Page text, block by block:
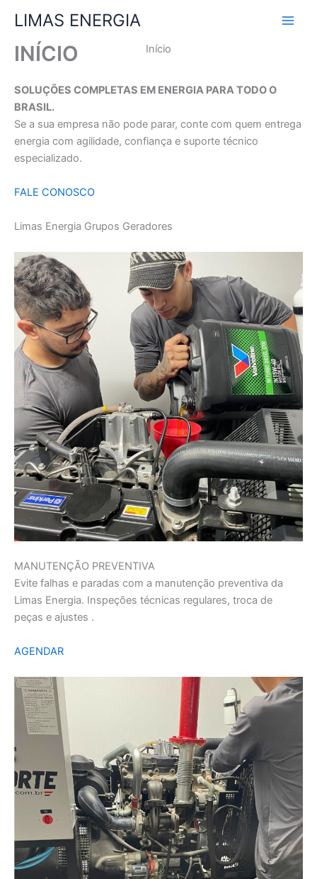
para
conteúdo
LIMAS ENERGIA
Início
INÍCIO
SOLUÇÕES COMPLETAS EM ENERGIA PARA TODO O
BRASIL.
Se a sua empresa não pode parar, conte com quem entrega
energia com agilidade, confiança e suporte técnico
especializado.
FALE CONOSCO
Limas Energia Grupos Geradores
MANUTENÇÃO PREVENTIVA
Evite falhas e paradas com a manutenção preventiva da
Limas Energia. Inspeções técnicas regulares, troca de
peças e ajustes .
AGENDAR